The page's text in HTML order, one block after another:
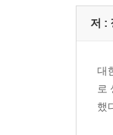
저 :
대
로
했